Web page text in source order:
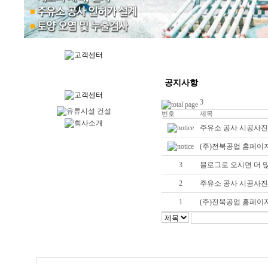
공지사항
3
번호 제목
주유소 공사 시공사진
(주)전북공업 홈페이
3 블로그로 오시면 더
2 주유소 공사 시공사진
1 (주)전북공업 홈페이